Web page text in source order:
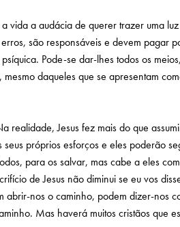
a audácia de querer trazer uma
são responsáveis e devem pagar
Pode-se dar-lhes todos os
daqueles que se apresentam
Jesus fez mais do que
próprios esforços e eles poderão
para os salvar, mas cabe a eles
de Jesus não diminui se eu vos
nos o caminho, podem dizer-nos
Mas haverá muitos cristãos que